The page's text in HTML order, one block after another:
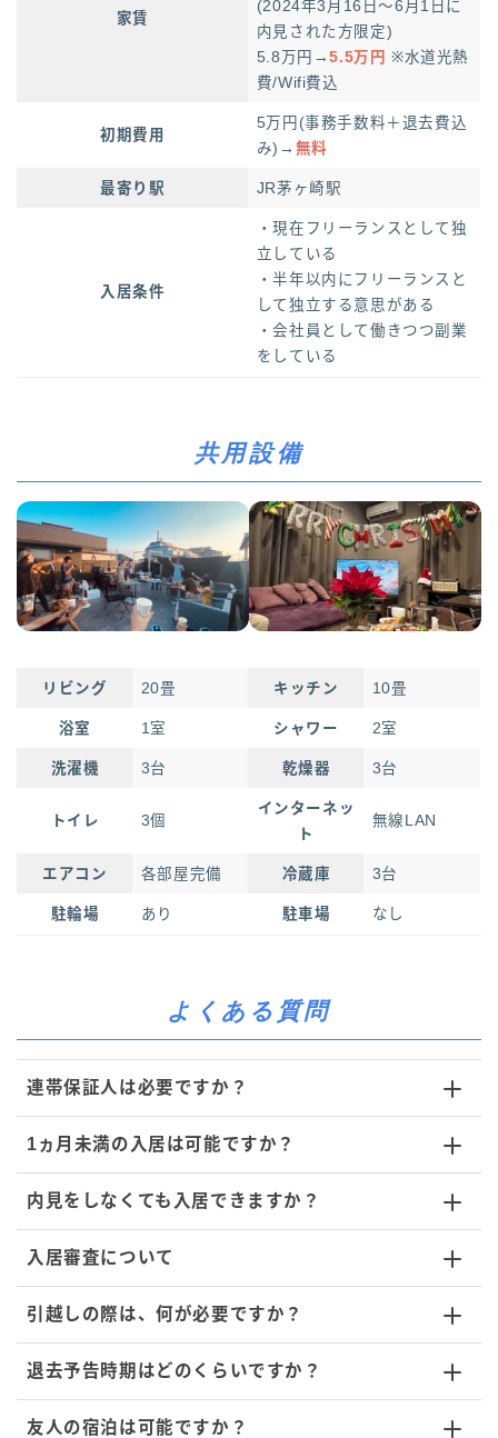
家賃
(2024年3月16日〜6月1日に
内見された方限定)
5.8万円→5.5万円 ※水道光熱
費/Wifi費込
初期費用
5万円(事務手数料＋退去費込
み)→ 無料
最寄り駅 JR茅ヶ崎駅
入居条件
・現在フリーランスとして独
立している
・半年以内にフリーランスと
して独立する意思がある
・会社員として働きつつ副業
をしている
共用設備
リビング 20畳 キッチン 10畳
浴室 1室 シャワー 2室
洗濯機 3台 乾燥器 3台
トイレ 3個
インターネッ
ト
無線LAN
エアコン 各部屋完備 冷蔵庫 3台
駐輪場 あり 駐車場 なし
よくある質問
連帯保証人は必要ですか？
1ヵ月未満の入居は可能ですか？
内見をしなくても入居できますか？
入居審査について
引越しの際は、何が必要ですか？
退去予告時期はどのくらいですか？
友人の宿泊は可能ですか？